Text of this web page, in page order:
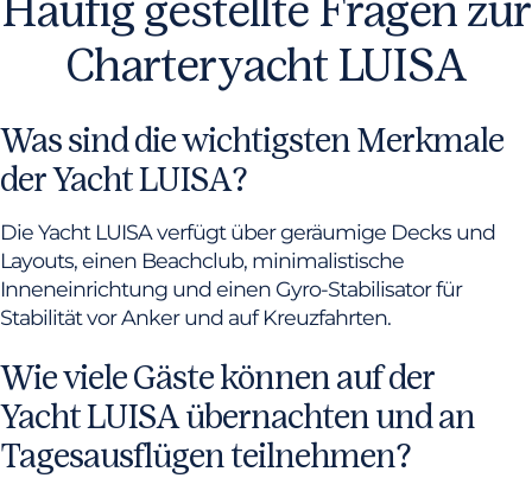
Charteryacht LUISA
Was sind die wichtigsten Merkmale
der Yacht LUISA?
Die Yacht LUISA verfügt über geräumige Decks und
Layouts, einen Beachclub, minimalistische
Inneneinrichtung und einen Gyro-Stabilisator für
Stabilität vor Anker und auf Kreuzfahrten.
Wie viele Gäste können auf der
Yacht LUISA übernachten und an
Tagesausflügen teilnehmen?